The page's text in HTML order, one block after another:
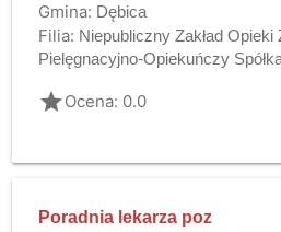
Gmina: Dębica
Filia: Niepubliczny Zakład Opieki
Pielęgnacyjno-Opiekuńczy
gradeOcena: 0.0
Poradnia lekarza poz